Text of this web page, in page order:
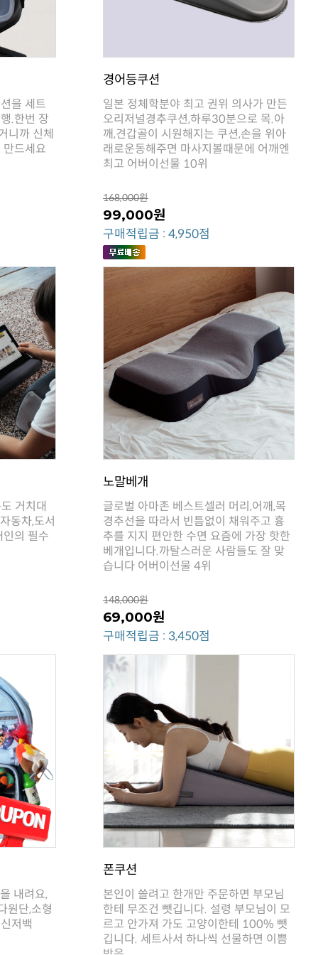
드세요
경어등쿠션
최고 어버이선물 10위
168,000원
99,000원
구매적립금 : 4,950점
노말베개
습니다 어버이선물 4위
148,000원
69,000원
구매적립금 : 3,450점
저백
폰쿠션